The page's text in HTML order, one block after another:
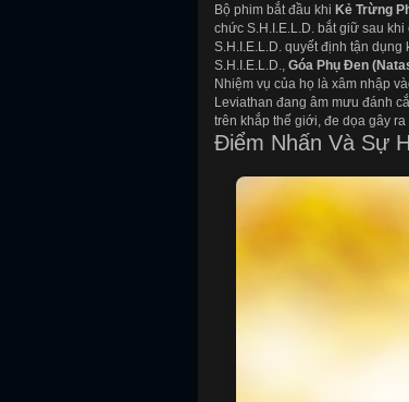
Bộ phim bắt đầu khi Kẻ Trừng
chức S.H.I.E.L.D. bắt giữ sau
S.H.I.E.L.D. quyết định tận
S.H.I.E.L.D., Góa Phụ Đen
Nhiệm vụ của họ là xâm nhập
Leviathan đang âm mưu đánh
trên khắp thế giới, đe dọa gây
Điểm Nhấn Và Sự